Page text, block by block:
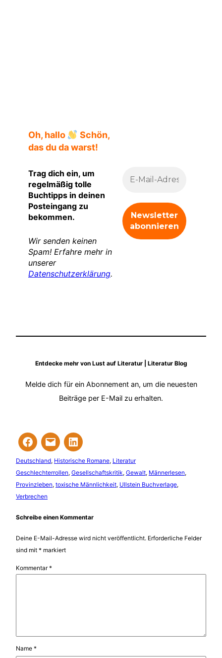
Oh, hallo
Schön,
das du da warst!
Trag dich ein, um
regelmäßig tolle
Buchtipps in deinen
Posteingang zu
bekommen.
Wir senden keinen
Spam! Erfahre mehr in
unserer
Datenschutzerklärung.
Entdecke mehr von Lust auf Literatur | Literatur Blog
Melde dich für ein Abonnement an, um die neuesten
Beiträge per E-Mail zu erhalten.
Deutschland, Historische Romane, Literatur
Geschlechterrollen, Gesellschaftskritik, Gewalt, Männerlesen
Provinzleben, toxische Männlichkeit, Ullstein Buchverlage
Verbrechen
Schreibe einen Kommentar
Deine E-Mail-Adresse wird nicht veröffentlicht. Erforderliche Felder
sind mit * markiert
Kommentar*
Name *